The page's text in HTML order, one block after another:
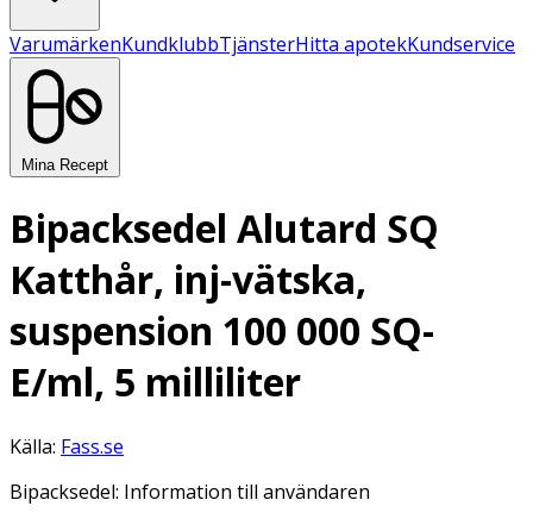
VarumärkenKundklubbTjänsterHitta apotekKundservice
Mina Recept
Bipacksedel Alutard SQ
Katthår, inj-vätska,
suspension 100 000 SQ-
E/ml, 5 milliliter
Källa: Fass.se
Bipacksedel: Information till användaren